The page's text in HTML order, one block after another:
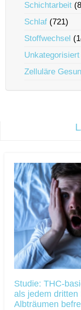
Schichtarbeit
Schlaf (721)
Stoffwechsel
Unkategorisiert
Zelluläre
Studie: THC-
als jedem dritten
Albträumen